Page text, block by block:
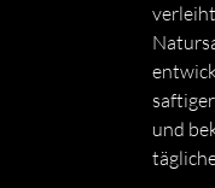
und